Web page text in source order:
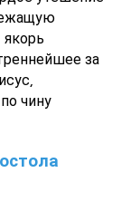
за
чину